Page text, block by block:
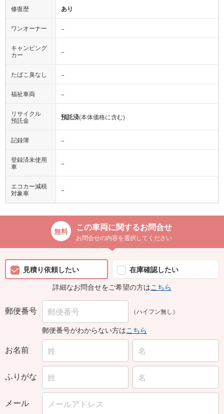
修復歴 あり
ワンオーナー −
キャンピング
カー
−
たばこ臭なし −
福祉車両 −
リサイクル
預託金
預託済(本体価格に含む)
記録簿 −
登録済未使用
車
−
エコカー減税
対象車
−
この車両に関するお問合せ
お問合せの内容を選択してください
見積り依頼したい
在庫確認したい
詳細なお問合せをご希望の方はこちら
郵便番号 （ハイフン無し）
郵便番号がわからない方はこちら
お名前
ふりがな
メール